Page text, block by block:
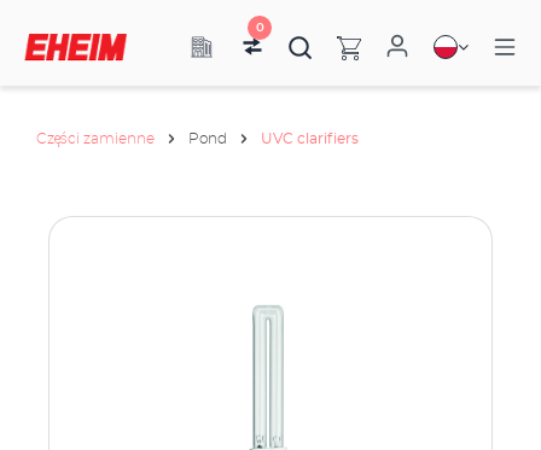
0
Części zamienne Pond UVC clarifiers